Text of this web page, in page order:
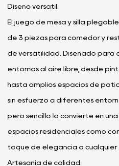
Diseño versátil:
El juego de mesa y silla
de 3 piezas para comedor y
de versatilidad. Diseñado para
entornos al aire libre, desde
hasta amplios espacios de
sin esfuerzo a diferentes
pero sencillo lo convierte en
espacios residenciales como
toque de elegancia a cualquier
Artesanía de calidad: